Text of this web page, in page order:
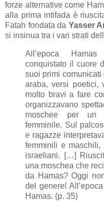
forze alternative come
alla prima intifada è
Fatah fondata da Yasser
si insinua tra i vari strati
All’epoca
conquistato il cuore
suoi primi
araba, versi poetici,
molto bravi a fare
organizzavano
moschee per un
femminile. Sul
e ragazze
femminili e
israeliani. […]
una moschea che
da Hamas? Oggi
del genere!
Hamas. (p. 35)